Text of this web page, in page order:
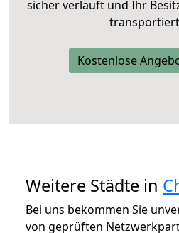
sicher verläuft und Ihr
Kostenlose
Weitere Städte in
Bei uns bekommen Sie
von geprüften